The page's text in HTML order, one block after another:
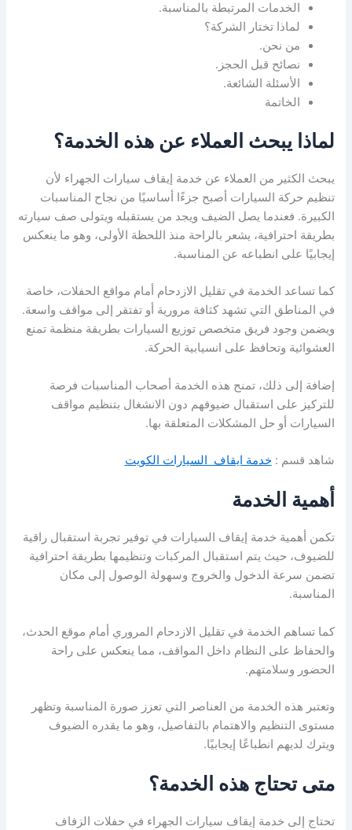
الخدمات المرتبطة بالمناسبة.
لماذا تختار الشركة؟
من نحن.
نصائح قبل الحجز.
الأسئلة الشائعة.
الخاتمة
لماذا يبحث العملاء عن هذه الخدمة؟
يبحث الكثير من العملاء عن خدمة إيقاف سيارات الجهراء لأن
تنظيم حركة السيارات أصبح جزءًا أساسيًا من نجاح المناسبات
الكبيرة. فعندما يصل الضيف ويجد من يستقبله ويتولى صف سيارته
بطريقة احترافية، يشعر بالراحة منذ اللحظة الأولى، وهو ما ينعكس
إيجابيًا على انطباعه عن المناسبة.
كما تساعد الخدمة في تقليل الازدحام أمام مواقع الحفلات، خاصة
في المناطق التي تشهد كثافة مرورية أو تفتقر إلى مواقف واسعة.
ويضمن وجود فريق متخصص توزيع السيارات بطريقة منظمة تمنع
العشوائية وتحافظ على انسيابية الحركة.
إضافة إلى ذلك، تمنح هذه الخدمة أصحاب المناسبات فرصة
للتركيز على استقبال ضيوفهم دون الانشغال بتنظيم مواقف
السيارات أو حل المشكلات المتعلقة بها.
شاهد قسم :خدمة ايقاف السيارات الكويت
أهمية الخدمة
تكمن أهمية خدمة إيقاف السيارات في توفير تجربة استقبال راقية
للضيوف، حيث يتم استقبال المركبات وتنظيمها بطريقة احترافية
تضمن سرعة الدخول والخروج وسهولة الوصول إلى مكان
المناسبة.
كما تساهم الخدمة في تقليل الازدحام المروري أمام موقع الحدث،
والحفاظ على النظام داخل المواقف، مما ينعكس على راحة
الحضور وسلامتهم.
وتعتبر هذه الخدمة من العناصر التي تعزز صورة المناسبة وتظهر
مستوى التنظيم والاهتمام بالتفاصيل، وهو ما يقدره الضيوف
ويترك لديهم انطباعًا إيجابيًا.
متى تحتاج هذه الخدمة؟
تحتاج إلى خدمة إيقاف سيارات الجهراء في حفلات الزفاف